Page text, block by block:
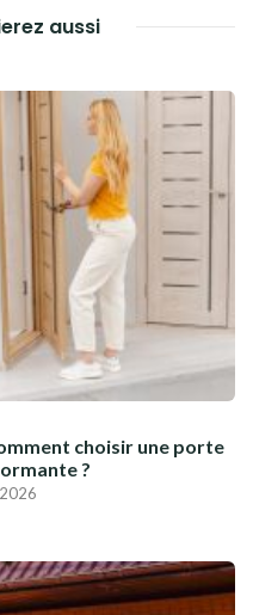
aussi
choisir une porte
?